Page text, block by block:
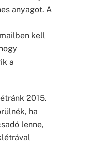
anyagot. A
kell
a
2015.
ha
lenne,